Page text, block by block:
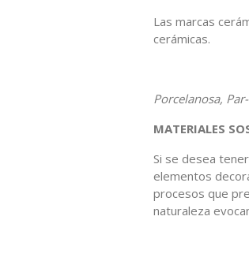
Las marcas
cerámicas.
Porcelanosa,
MATERIALES
Si se desea
elementos
procesos que
naturaleza